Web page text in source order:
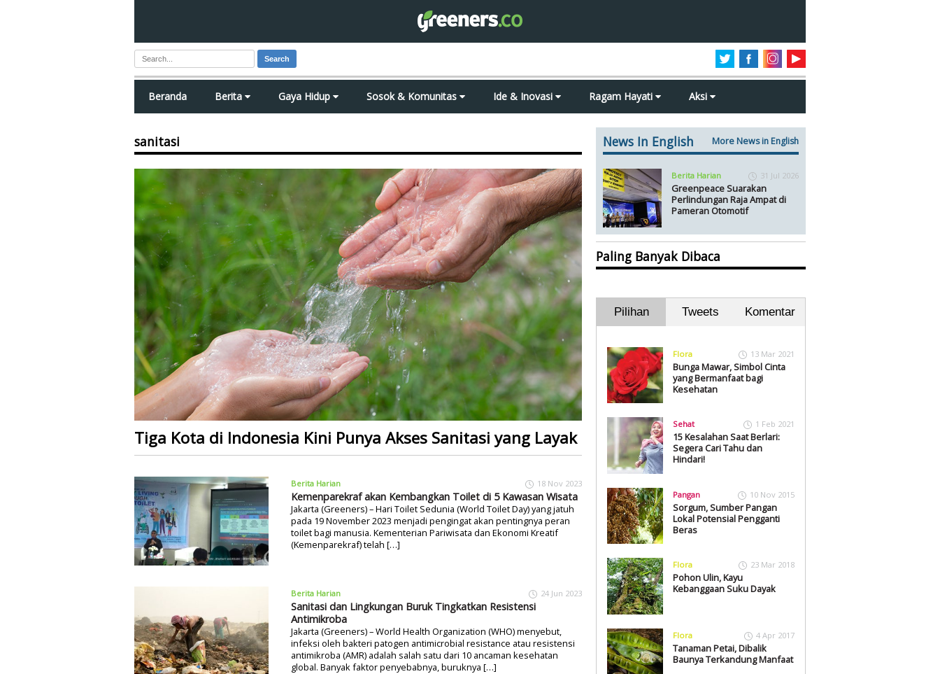
Search
Beranda Berita Gaya Hidup Sosok & Komunitas Ide & Inovasi Ragam Hayati Aksi
sanitasi
Tiga Kota di Indonesia Kini Punya Akses Sanitasi yang Layak
Berita Harian 18 Nov 2023
Kemenparekraf akan Kembangkan Toilet di 5 Kawasan Wisata
Jakarta (Greeners) – Hari Toilet Sedunia (World Toilet Day) yang jatuh
pada 19 November 2023 menjadi pengingat akan pentingnya peran
toilet bagi manusia. Kementerian Pariwisata dan Ekonomi Kreatif
(Kemenparekraf) telah […]
Berita Harian 24 Jun 2023
Sanitasi dan Lingkungan Buruk Tingkatkan Resistensi
Antimikroba
Jakarta (Greeners) – World Health Organization (WHO) menyebut,
infeksi oleh bakteri patogen antimicrobial resistance atau resistensi
antimikroba (AMR) adalah salah satu dari 10 ancaman kesehatan
global. Banyak faktor penyebabnya, buruknya […]
News In English More News in English
Berita Harian 31 Jul 2026
Greenpeace Suarakan
Perlindungan Raja Ampat di
Pameran Otomotif
Paling Banyak Dibaca
Pilihan Tweets Komentar
Flora 13 Mar 2021
Bunga Mawar, Simbol Cinta
yang Bermanfaat bagi
Kesehatan
Sehat 1 Feb 2021
15 Kesalahan Saat Berlari:
Segera Cari Tahu dan
Hindari!
Pangan 10 Nov 2015
Sorgum, Sumber Pangan
Lokal Potensial Pengganti
Beras
Flora 23 Mar 2018
Pohon Ulin, Kayu
Kebanggaan Suku Dayak
Flora 4 Apr 2017
Tanaman Petai, Dibalik
Baunya Terkandung Manfaat